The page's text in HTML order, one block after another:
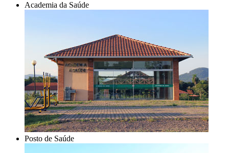
Academia da Saúde
Posto de Saúde